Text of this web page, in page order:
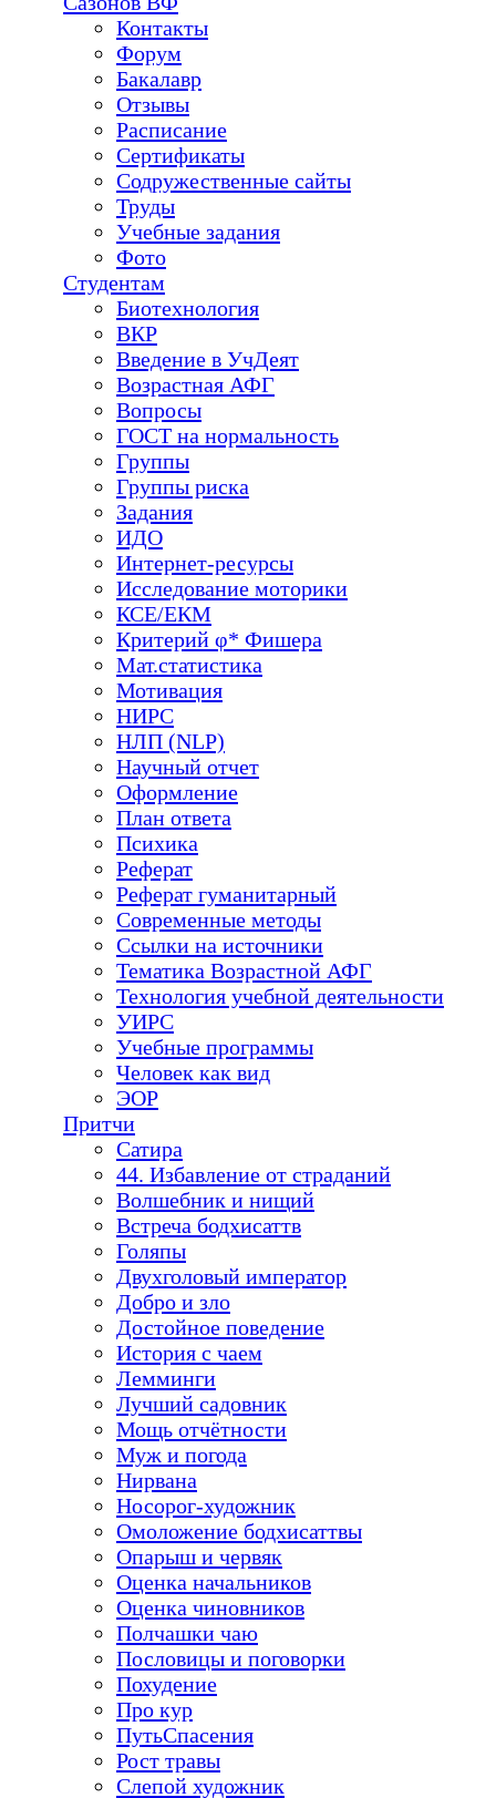
Контакты
Форум
Бакалавр
Отзывы
Расписание
Сертификаты
Содружественные сайты
Труды
Учебные задания
Фото
Студентам
Биотехнология
ВКР
Введение в УчДеят
Возрастная АФГ
Вопросы
ГОСТ на нормальность
Группы
Группы риска
Задания
ИДО
Интернет-ресурсы
Исследование моторики
КСЕ/ЕКМ
Критерий φ* Фишера
Мат.статистика
Мотивация
НИРС
НЛП (NLP)
Научный отчет
Оформление
План ответа
Психика
Реферат
Реферат гуманитарный
Современные методы
Ссылки на источники
Тематика Возрастной АФГ
Технология учебной деятельности
УИРС
Учебные программы
Человек как вид
ЭОР
Притчи
Сатира
44. Избавление от страданий
Волшебник и нищий
Встреча бодхисаттв
Голяпы
Двухголовый император
Добро и зло
Достойное поведение
История с чаем
Лемминги
Лучший садовник
Мощь отчётности
Муж и погода
Нирвана
Носорог-художник
Омоложение бодхисаттвы
Опарыш и червяк
Оценка начальников
Оценка чиновников
Полчашки чаю
Пословицы и поговорки
Похудение
Про кур
ПутьСпасения
Рост травы
Слепой художник